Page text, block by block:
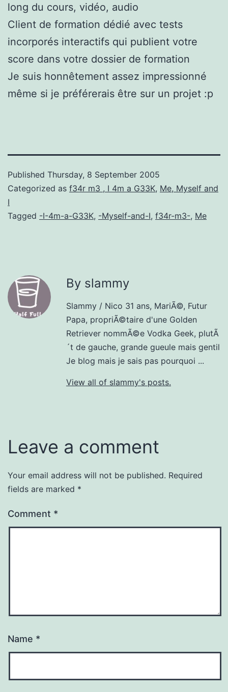
long du cours, vidéo, audio
Client de formation dédié avec tests
incorporés interactifs qui publient votre
score dans votre dossier de formation
Je suis honnêtement assez impressionné
même si je préférerais être sur un projet :p
Published Thursday, 8 September 2005
Categorized as f34r m3 , I 4m a G33K, Me, Myself and
I
Tagged -I-4m-a-G33K, -Myself-and-I, f34r-m3-, Me
By slammy
Slammy / Nico 31 ans, MariÃ©, Futur
Papa, propriÃ©taire d'une Golden
Retriever nommÃ©e Vodka Geek, plutÃ
´t de gauche, grande gueule mais gentil
Je blog mais je sais pas pourquoi ...
View all of slammy's posts.
Leave a comment
Your email address will not be published. Required
fields are marked *
Comment *
Name *